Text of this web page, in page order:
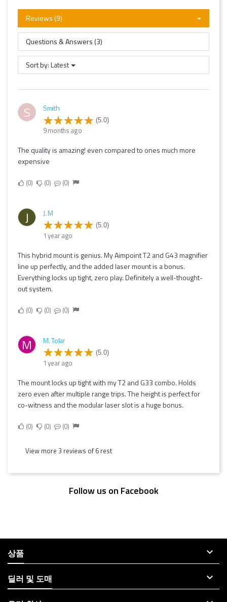
Reviews (9)
Questions & Answers (3)
Sort by:Latest
S Smith
(5.0)
9 months ago
The quality is amazing! even compared to ones much more
expensive
0 0 0
J J. M
(5.0)
1 year ago
This hybrid mount is genius. My Aimpoint T2 and G43 magnifier
line up perfectly, and the added laser mount is a bonus.
Everything locks up tight, zero play. Definitely a well-thought-
out system.
0 0 0
M M. Tolar
(5.0)
1 year ago
The mount locks up tight with my T2 and G33 combo. Holds
zero even after multiple range trips. The height is perfect for
co-witness and the modular laser slot is a huge bonus.
0 0 0
View more 3 reviews of 6 rest
Follow us on Facebook
상품 
딜러 및 도매 